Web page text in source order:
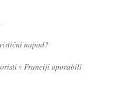
napad?
v Franciji uporabili